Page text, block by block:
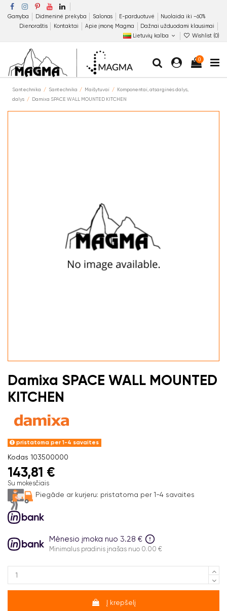
Gamyba Didmeninė prekyba Salonas E-parduotuvė
Nuolaida iki −60%
Dienoraštis
Kontaktai Apie įmonę Magma
Dažnai užduodami klausimai
Lietuvių kalba
Wishlist (0)
0
Santechnika Santechnika Maišytuvai
Komponentai, atsarginės dalys,
dalys
Damixa SPACE WALL MOUNTED KITCHEN
Damixa SPACE WALL MOUNTED
KITCHEN
pristatoma per 1-4 savaites
Kodas 103500000
143,81 €
Su mokesčiais
Piegāde ar kurjeru: pristatoma per 1-4 savaites
Mėnesio įmoka nuo 3.28 €
Minimalus pradinis įnašas nuo 0.00 €
Į krepšelį